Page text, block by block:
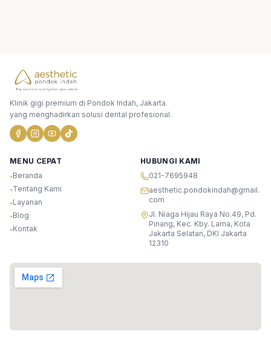
Klinik gigi premium di Pondok Indah, Jakarta
yang menghadirkan solusi dental profesional.
MENU CEPAT
•Beranda
•Tentang Kami
•Layanan
•Blog
•Kontak
HUBUNGI KAMI
021-7695948
aesthetic.pondokindah@gmail.
com
Jl. Niaga Hijau Raya No.49, Pd.
Pinang, Kec. Kby. Lama, Kota
Jakarta Selatan, DKI Jakarta
12310